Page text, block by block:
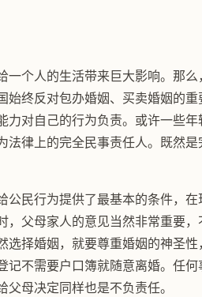
一个人的生活带来巨大影响。那
始终反对包办婚姻、买卖婚姻的
力对自己的行为负责。或许一些
法律上的完全民事责任人。既然
公民行为提供了最基本的条件，
，父母家人的意见当然非常重要
选择婚姻，就要尊重婚姻的神圣
记不需要户口簿就随意离婚。任
母决定同样也是不负责任。